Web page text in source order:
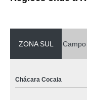
ZONA SUL
Chácara Cocaia